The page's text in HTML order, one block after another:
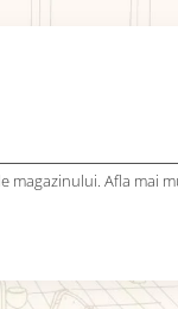
magazinului. Afla mai